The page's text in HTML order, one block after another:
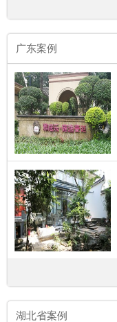
广东案例
湖北省案例